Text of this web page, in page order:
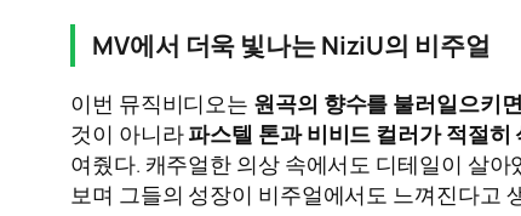
MV에서 더욱 빛나는 NiziU의 비주얼
이번 뮤직비디오는 원곡의 향수를 불러일으키
것이 아니라파스텔 톤과 비비드 컬러가 적절히
여줬다. 캐주얼한 의상 속에서도 디테일이 살
보며 그들의 성장이 비주얼에서도 느껴진다고